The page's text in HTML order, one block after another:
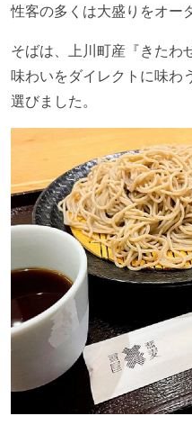
性客の多くは大盛りをオー
そばは、上川町産『きたわ
味わいをダイレクトに味わ
選びました。